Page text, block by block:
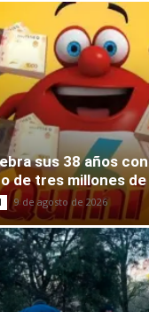
sus 38 años
de tres millones
9 de agosto de 2026